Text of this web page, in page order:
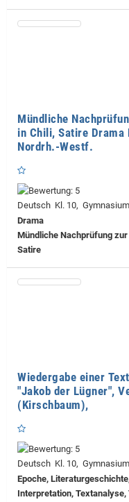
Mündliche
in Chili, Satire
Nordrh.-Westf.
Deutsch Kl. 10,
Drama
Mündliche Nachprüfung
Satire
Wiedergabe einer
"Jakob der Lügner",
(Kirschbaum),
Deutsch Kl. 10,
Epoche,
Interpretation,